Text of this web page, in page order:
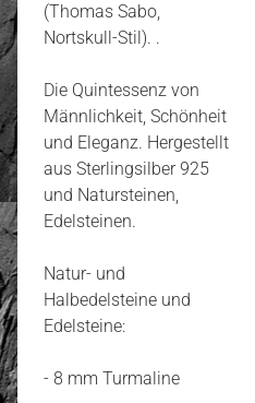
(Thomas Sabo,
Nortskull-Stil). .
Die Quintessenz von
Männlichkeit, Schönheit
und Eleganz. Hergestellt
aus Sterlingsilber 925
und Natursteinen,
Edelsteinen.
Natur- und
Halbedelsteine und
Edelsteine:
- 8 mm Turmaline